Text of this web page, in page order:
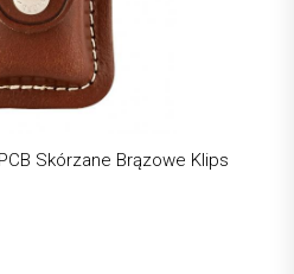
Skórzane Brązowe Klips